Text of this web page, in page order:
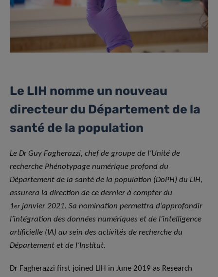
Le LIH nomme un nouveau
directeur du Département de la
santé de la population
Le Dr Guy Fagherazzi, chef de groupe de l’Unité de
recherche Phénotypage numérique profond du
Département de la santé de la population (DoPH) du LIH,
assurera la direction de ce dernier à compter du
1er janvier 2021. Sa nomination permettra d’approfondir
l’intégration des données numériques et de l’intelligence
artificielle (IA) au sein des activités de recherche du
Département et de l’Institut.
Dr Fagherazzi first joined LIH in June 2019 as Research